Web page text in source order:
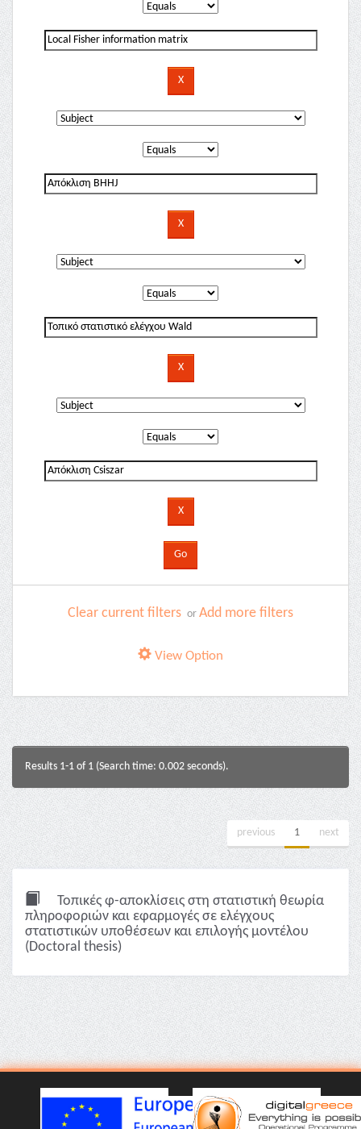
Clear current filters or Add more filters
View Option
Results 1-1 of 1 (Search time: 0.002 seconds).
previous 1 next
Τοπικές φ-αποκλίσεις στη στατιστική θεωρία
πληροφοριών και εφαρμογές σε ελέγχους
στατιστικών υποθέσεων και επιλογής μοντέλου
(Doctoral thesis)